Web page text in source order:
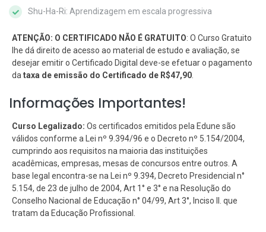
Shu-Ha-Ri: Aprendizagem em escala progressiva
ATENÇÃO: O CERTIFICADO NÃO É GRATUITO: O Curso Gratuito
lhe dá direito de acesso ao material de estudo e avaliação, se
desejar emitir o Certificado Digital deve-se efetuar o pagamento
da taxa de emissão do Certificado de R$47,90
Informações Importantes!
Curso Legalizado: Os certificados emitidos pela Edune são
válidos conforme a Lei nº 9.394/96 e o Decreto nº 5.154/2004,
cumprindo aos requisitos na maioria das instituições
acadêmicas, empresas, mesas de concursos entre outros. A
base legal encontra-se na Lei nº 9.394, Decreto Presidencial n°
5.154, de 23 de julho de 2004, Art 1° e 3° e na Resolução do
Conselho Nacional de Educação n° 04/99, Art 3°, Inciso II. que
tratam da Educação Profissional.